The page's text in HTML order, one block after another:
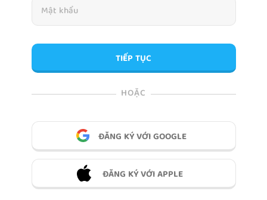
TIẾP TỤC
HOẶC
ĐĂNG KÝ VỚI GOOGLE
ĐĂNG KÝ VỚI APPLE